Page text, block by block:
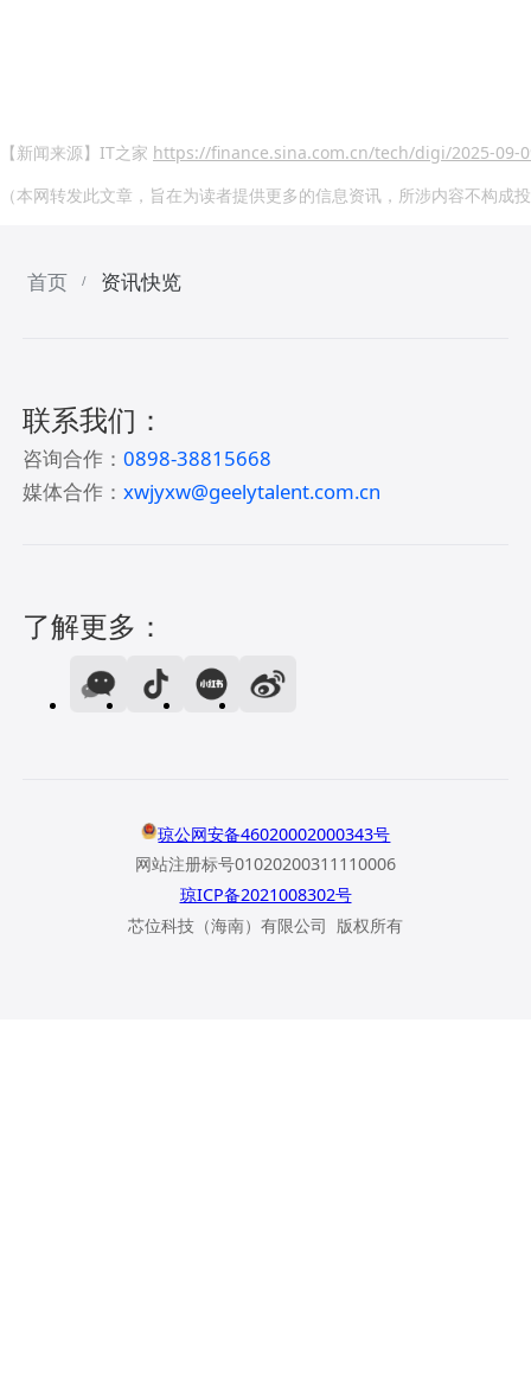
【新闻来源】IT之家 https://finance.sina.com.cn/tech/digi/2025-09-
（本网转发此文章，旨在为读者提供更多的信息资讯，所涉内容不构
首页 / 资讯快览
联系我们：
咨询合作：0898-38815668
媒体合作：xwjyxw@geelytalent.com.cn
了解更多：
琼公网安备46020002000343号
网站注册标号01020200311110006
琼ICP备2021008302号
芯位科技（海南）有限公司 版权所有